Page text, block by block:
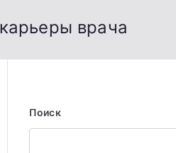
врача
Поиск